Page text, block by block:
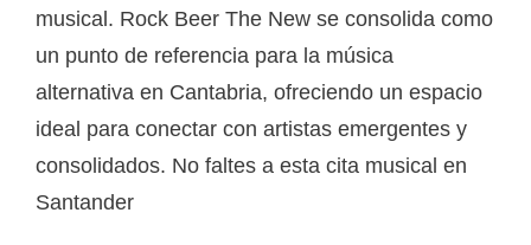
musical. Rock Beer The New se consolida como
un punto de referencia para la música
alternativa en Cantabria, ofreciendo un espacio
ideal para conectar con artistas emergentes y
consolidados. No faltes a esta cita musical en
Santander